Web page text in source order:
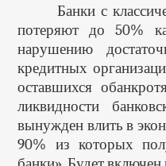
Банки с
потеряют до 50%
нарушению
кредитных
оставшихся
ликвидности
вынужден влить в
90% из которых